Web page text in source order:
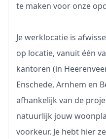
te maken voor onze
Je werklocatie is
op locatie, vanuit één
kantoren (in
Enschede, Arnhem en
afhankelijk van de
natuurlijk jouw
voorkeur. Je hebt hier